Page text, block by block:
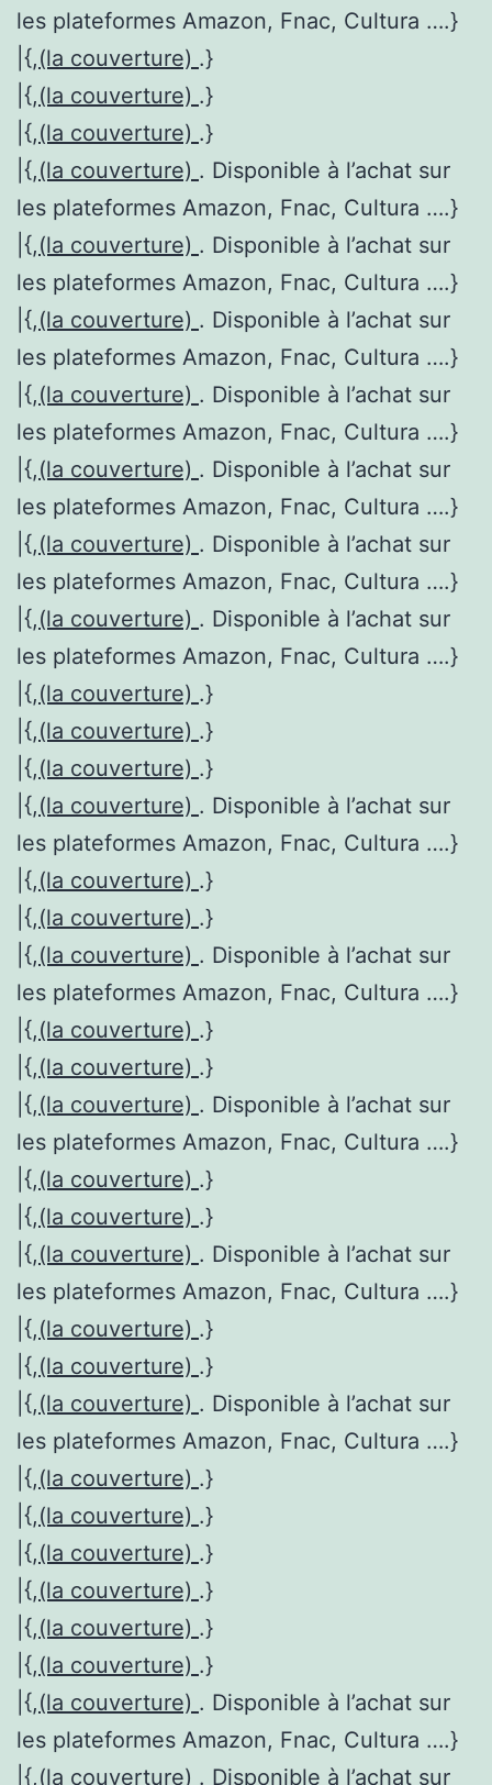
les plateformes Amazon, Fnac, Cultura ….}
|{,(la couverture) .}
|{,(la couverture) .}
|{,(la couverture) .}
|{,(la couverture) . Disponible à l’achat sur
les plateformes Amazon, Fnac, Cultura ….}
|{,(la couverture) . Disponible à l’achat sur
les plateformes Amazon, Fnac, Cultura ….}
|{,(la couverture) . Disponible à l’achat sur
les plateformes Amazon, Fnac, Cultura ….}
|{,(la couverture) . Disponible à l’achat sur
les plateformes Amazon, Fnac, Cultura ….}
|{,(la couverture) . Disponible à l’achat sur
les plateformes Amazon, Fnac, Cultura ….}
|{,(la couverture) . Disponible à l’achat sur
les plateformes Amazon, Fnac, Cultura ….}
|{,(la couverture) . Disponible à l’achat sur
les plateformes Amazon, Fnac, Cultura ….}
|{,(la couverture) .}
|{,(la couverture) .}
|{,(la couverture) .}
|{,(la couverture) . Disponible à l’achat sur
les plateformes Amazon, Fnac, Cultura ….}
|{,(la couverture) .}
|{,(la couverture) .}
|{,(la couverture) . Disponible à l’achat sur
les plateformes Amazon, Fnac, Cultura ….}
|{,(la couverture) .}
|{,(la couverture) .}
|{,(la couverture) . Disponible à l’achat sur
les plateformes Amazon, Fnac, Cultura ….}
|{,(la couverture) .}
|{,(la couverture) .}
|{,(la couverture) . Disponible à l’achat sur
les plateformes Amazon, Fnac, Cultura ….}
|{,(la couverture) .}
|{,(la couverture) .}
|{,(la couverture) . Disponible à l’achat sur
les plateformes Amazon, Fnac, Cultura ….}
|{,(la couverture) .}
|{,(la couverture) .}
|{,(la couverture) .}
|{,(la couverture) .}
|{,(la couverture) .}
|{,(la couverture) .}
|{,(la couverture) . Disponible à l’achat sur
les plateformes Amazon, Fnac, Cultura ….}
|{,(la couverture) . Disponible à l’achat sur